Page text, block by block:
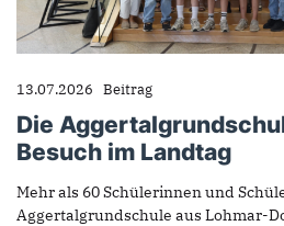
13.07.2026 Beitrag
Die
Besuch im Landtag
Mehr als 60 Schülerinnen und
Aggertalgrundschule aus Lohmar-